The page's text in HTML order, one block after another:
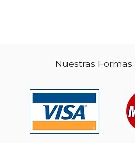
Nuestras Formas